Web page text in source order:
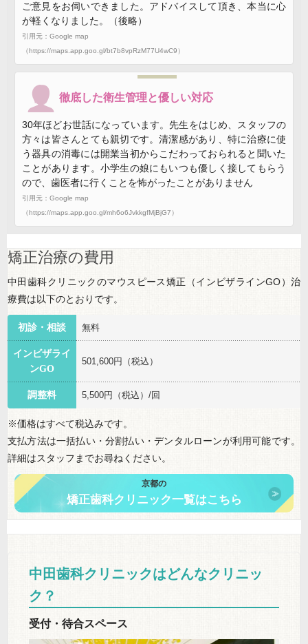
ご意見をお伺いできました。アドバイスして頂き、本当に心
が軽くなりました。（後略）
引用元：Google map
（https://maps.app.goo.gl/bt7b8vpRzM77U4wC9）
徹底した衛生管理と優しい対応
30年ほどお世話になっています。先生をはじめ、スタッフの
方々は皆さんとても親切です。清潔感があり、特に治療に使
う器具の消毒には開業当初からこだわっておられると聞いた
ことがあります。小学生の娘にもいつも優しく接してもらう
ので、歯医者に行くことを怖がったことがありません
引用元：Google map
（https://maps.app.goo.gl/mh6o6JvkkgfMjBjG7）
矯正治療の費用
中田歯科クリニックのマウスピース矯正（インビザラインGO）治
療費は以下のとおりです。
初診・相談 無料
インビザライ
ンGO
501,600円（税込）
調整料 5,500円（税込）/回
※価格はすべて税込みです。
支払方法は一括払い・分割払い・デンタルローンが利用可能です。
詳細はスタッフまでお尋ねください。
京都の
矯正歯科クリニック一覧はこちら
中田歯科クリニックはどんなクリニッ
ク？
受付・待合スペース